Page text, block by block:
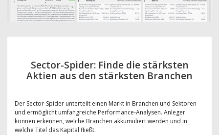
Sector-Spider: Finde die stärksten
Aktien aus den stärksten Branchen
Der Sector-Spider unterteilt einen Markt in Branchen und Sektoren
und ermöglicht umfangreiche Performance-Analysen. Anleger
können erkennen, welche Branchen akkumuliert werden und in
welche Titel das Kapital fließt.